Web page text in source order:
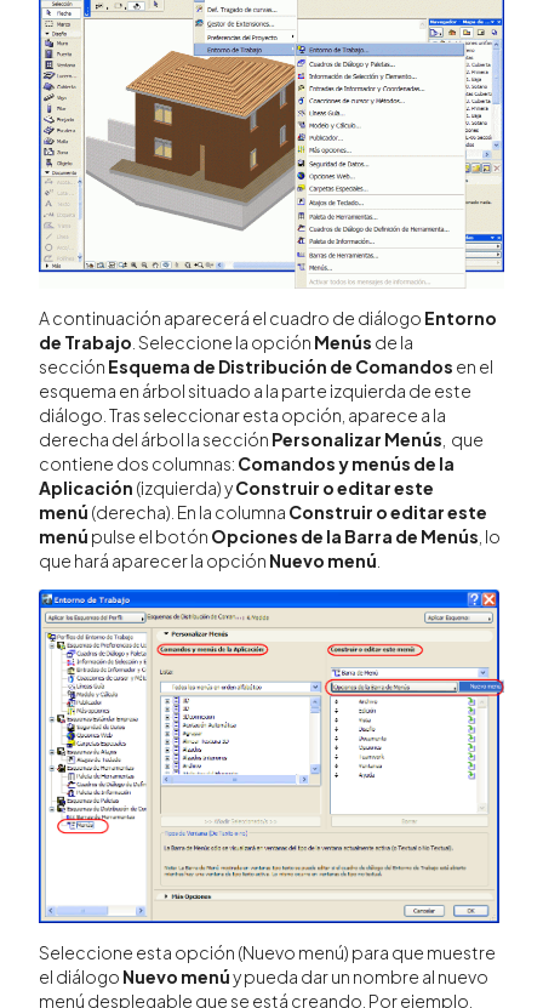
A continuación aparecerá el cuadro de diálogo Entorno
de Trabajo . Seleccione la opción Menús de la
sección Esquema de Distribución de Comandos en el
esquema en árbol situado a la parte izquierda de este
diálogo. Tras seleccionar esta opción, aparece a la
derecha del árbol la sección Personalizar Menús , que
contiene dos columnas: Comandos y menús de la
Aplicación (izquierda) yConstruir o editar este
menú (derecha). En la columna Construir o editar este
menú pulse el botón Opciones de la Barra de Menús , lo
que hará aparecer la opción Nuevo menú
Seleccione esta opción (Nuevo menú) para que muestre
el diálogo Nuevo menúy pueda dar un nombre al nuevo
menú desplegable que se está creando. Por ejemplo,